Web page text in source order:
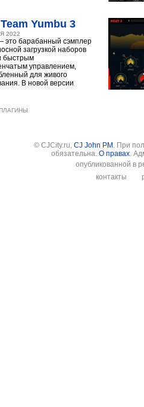
Yumbu 3
2022
это барабанный сэмплер
загрузкой наборов
быстрым
управлением,
для живого
В новой версии
© CJCity.ru, CJ John PM . При
обязательна. О правах.
опубликованной в
контакты